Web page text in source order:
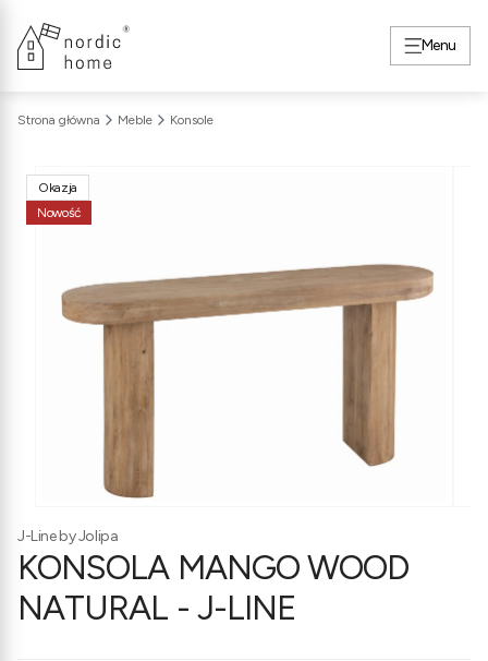
Menu
Strona główna Meble Konsole
Okazja
Nowość
J-Line by Jolipa
KONSOLA MANGO WOOD
NATURAL - J-LINE